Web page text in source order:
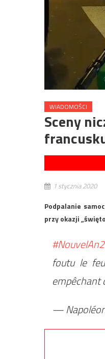
WIADOMOŚCI
Sceny
1 stycznia 2020
Podpalanie
przy okazji
foutu le
empêchant
—